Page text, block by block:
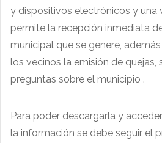
y dispositivos electrónicos y una
permite la recepción inmediata
municipal que se genere,
los vecinos la emisión de quejas,
preguntas sobre el municipio .
Para poder descargarla y
la información se debe seguir el